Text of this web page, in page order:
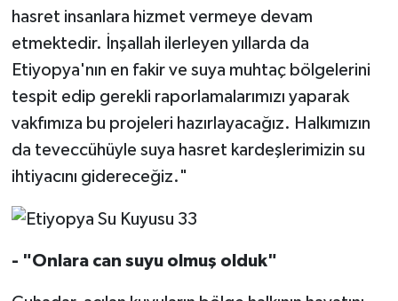
hasret insanlara hizmet vermeye devam
etmektedir. İnşallah ilerleyen yıllarda da
Etiyopya'nın en fakir ve suya muhtaç bölgelerini
tespit edip gerekli raporlamalarımızı yaparak
vakfımıza bu projeleri hazırlayacağız. Halkımızın
da teveccühüyle suya hasret kardeşlerimizin su
ihtiyacını gidereceğiz."
- "Onlara can suyu olmuş olduk"
Karabük Müftülüğü
Karaman Müftülüğü
Kars Müftülüğü
Kastamonu Müftülüğü
Kilis Müftülüğü
Kırıkkale Müftülüğü